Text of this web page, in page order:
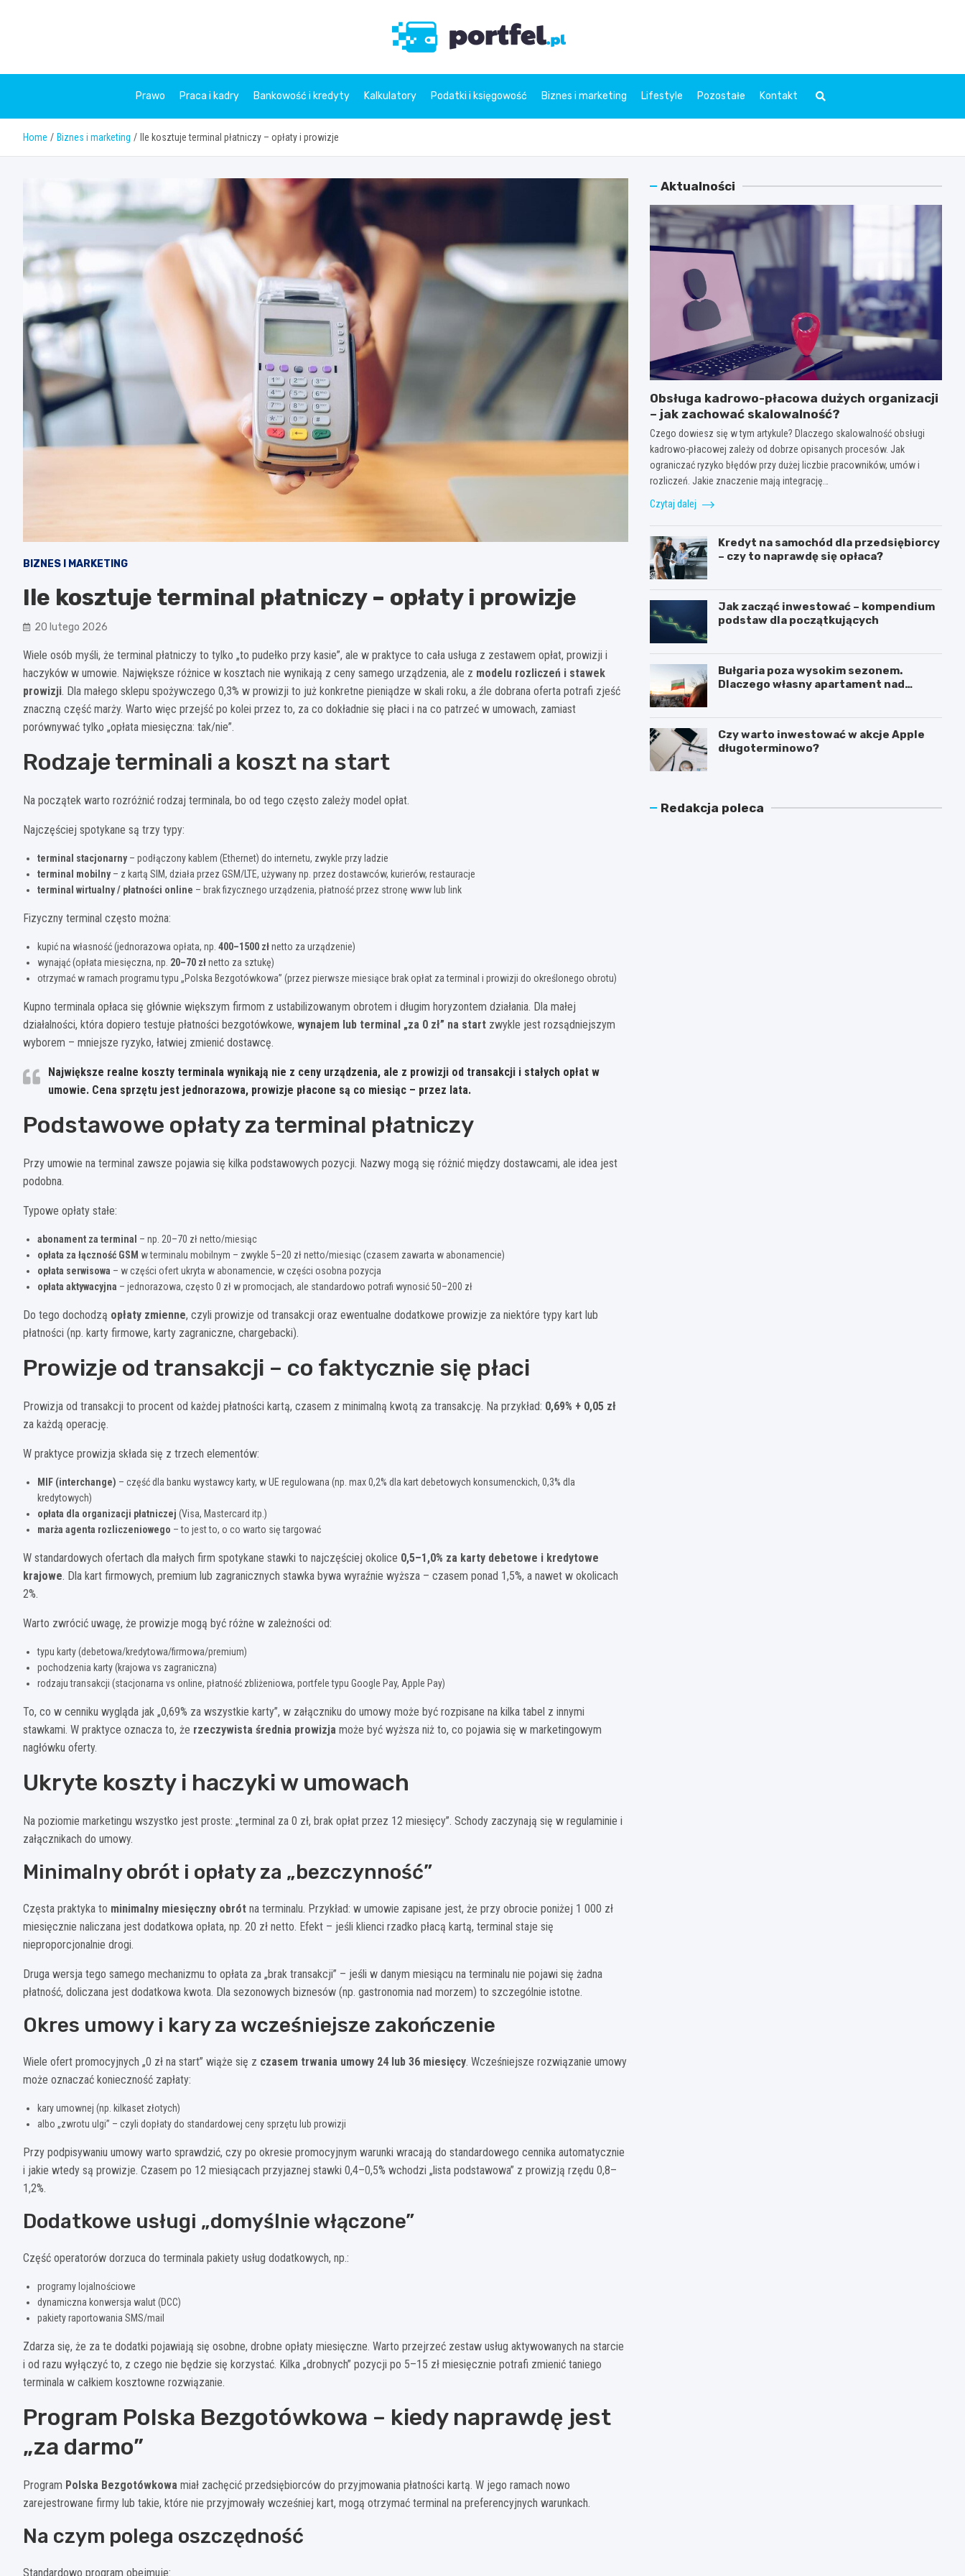
Prawo Praca i kadry Bankowość i kredyty Kalkulatory Podatki i księgowość Biznes i marketing Lifestyle Pozostałe Kontakt
Home Biznes i marketing Ile kosztuje terminal płatniczy – opłaty i prowizje
BIZNES I MARKETING
Ile kosztuje terminal płatniczy – opłaty i prowizje
20 lutego 2026
Wiele osób myśli, że terminal płatniczy to tylko „to pudełko przy kasie”, ale w praktyce to cała usługa z zestawem opłat, prowizji i
haczyków w umowie. Największe różnice w kosztach nie wynikają z ceny samego urządzenia, ale z modelu rozliczeń i stawek
prowizji. Dla małego sklepu spożywczego 0,3% w prowizji to już konkretne pieniądze w skali roku, a źle dobrana oferta potrafi zjeść
znaczną część marży. Warto więc przejść po kolei przez to, za co dokładnie się płaci i na co patrzeć w umowach, zamiast
porównywać tylko „opłata miesięczna: tak/nie”.
Rodzaje terminali a koszt na start
Na początek warto rozróżnić rodzaj terminala, bo od tego często zależy model opłat.
Najczęściej spotykane są trzy typy:
terminal stacjonarny– podłączony kablem (Ethernet) do internetu, zwykle przy ladzie
terminal mobilny– z kartą SIM, działa przez GSM/LTE, używany np. przez dostawców, kurierów, restauracje
terminal wirtualny / płatności online – brak fizycznego urządzenia, płatność przez stronę www lub link
Fizyczny terminal często można:
kupić na własność (jednorazowa opłata, np. 400–1500 złnetto za urządzenie)
wynająć (opłata miesięczna, np. 20–70 złnetto za sztukę)
otrzymać w ramach programu typu „Polska Bezgotówkowa” (przez pierwsze miesiące brak opłat za terminal i prowizji do określonego obrotu)
Kupno terminala opłaca się głównie większym firmom z ustabilizowanym obrotem i długim horyzontem działania. Dla małej
działalności, która dopiero testuje płatności bezgotówkowe, wynajem lub terminal „za 0 zł” na start zwykle jest rozsądniejszym
wyborem – mniejsze ryzyko, łatwiej zmienić dostawcę.
Największe realne koszty terminala wynikają nie z ceny urządzenia, ale z prowizji od transakcji i stałych opłat w
umowie. Cena sprzętu jest jednorazowa, prowizje płacone są co miesiąc – przez lata.
Podstawowe opłaty za terminal płatniczy
Przy umowie na terminal zawsze pojawia się kilka podstawowych pozycji. Nazwy mogą się różnić między dostawcami, ale idea jest
podobna.
Typowe opłaty stałe:
abonament za terminal – np. 20–70 zł netto/miesiąc
opłata za łączność GSM w terminalu mobilnym – zwykle 5–20 zł netto/miesiąc (czasem zawarta w abonamencie)
opłata serwisowa – w części ofert ukryta w abonamencie, w części osobna pozycja
opłata aktywacyjna – jednorazowa, często 0 zł w promocjach, ale standardowo potrafi wynosić 50–200 zł
Do tego dochodzą opłaty zmienne, czyli prowizje od transakcji oraz ewentualne dodatkowe prowizje za niektóre typy kart lub
płatności (np. karty firmowe, karty zagraniczne, chargebacki).
Prowizje od transakcji – co faktycznie się płaci
Prowizja od transakcji to procent od każdej płatności kartą, czasem z minimalną kwotą za transakcję. Na przykład: 0,69% + 0,05 zł
za każdą operację.
W praktyce prowizja składa się z trzech elementów:
MIF (interchange) – część dla banku wystawcy karty, w UE regulowana (np. max 0,2% dla kart debetowych konsumenckich, 0,3% dla
kredytowych)
opłata dla organizacji płatniczej (Visa, Mastercard itp.)
marża agenta rozliczeniowego – to jest to, o co warto się targować
W standardowych ofertach dla małych firm spotykane stawki to najczęściej okolice 0,5–1,0% za karty debetowe i kredytowe
krajowe. Dla kart firmowych, premium lub zagranicznych stawka bywa wyraźnie wyższa – czasem ponad 1,5%, a nawet w okolicach
2%.
Warto zwrócić uwagę, że prowizje mogą być różne w zależności od:
typu karty (debetowa/kredytowa/firmowa/premium)
pochodzenia karty (krajowa vs zagraniczna)
rodzaju transakcji (stacjonarna vs online, płatność zbliżeniowa, portfele typu Google Pay, Apple Pay)
To, co w cenniku wygląda jak „0,69% za wszystkie karty”, w załączniku do umowy może być rozpisane na kilka tabel z innymi
stawkami. W praktyce oznacza to, że rzeczywista średnia prowizja może być wyższa niż to, co pojawia się w marketingowym
nagłówku oferty.
Ukryte koszty i haczyki w umowach
Na poziomie marketingu wszystko jest proste: „terminal za 0 zł, brak opłat przez 12 miesięcy”. Schody zaczynają się w regulaminie i
załącznikach do umowy.
Minimalny obrót i opłaty za „bezczynność”
Częsta praktyka to minimalny miesięczny obrót na terminalu. Przykład: w umowie zapisane jest, że przy obrocie poniżej 1 000 zł
miesięcznie naliczana jest dodatkowa opłata, np. 20 zł netto. Efekt – jeśli klienci rzadko płacą kartą, terminal staje się
nieproporcjonalnie drogi.
Druga wersja tego samego mechanizmu to opłata za „brak transakcji” – jeśli w danym miesiącu na terminalu nie pojawi się żadna
płatność, doliczana jest dodatkowa kwota. Dla sezonowych biznesów (np. gastronomia nad morzem) to szczególnie istotne.
Okres umowy i kary za wcześniejsze zakończenie
Wiele ofert promocyjnych „0 zł na start” wiąże się z czasem trwania umowy 24 lub 36 miesięcy. Wcześniejsze rozwiązanie umowy
może oznaczać konieczność zapłaty:
kary umownej (np. kilkaset złotych)
albo „zwrotu ulgi” – czyli dopłaty do standardowej ceny sprzętu lub prowizji
Przy podpisywaniu umowy warto sprawdzić, czy po okresie promocyjnym warunki wracają do standardowego cennika automatycznie
i jakie wtedy są prowizje. Czasem po 12 miesiącach przyjaznej stawki 0,4–0,5% wchodzi „lista podstawowa” z prowizją rzędu 0,8–
1,2%.
Dodatkowe usługi „domyślnie włączone”
Część operatorów dorzuca do terminala pakiety usług dodatkowych, np.:
programy lojalnościowe
dynamiczna konwersja walut (DCC)
pakiety raportowania SMS/mail
Zdarza się, że za te dodatki pojawiają się osobne, drobne opłaty miesięczne. Warto przejrzeć zestaw usług aktywowanych na starcie
i od razu wyłączyć to, z czego nie będzie się korzystać. Kilka „drobnych” pozycji po 5–15 zł miesięcznie potrafi zmienić taniego
terminala w całkiem kosztowne rozwiązanie.
Program Polska Bezgotówkowa – kiedy naprawdę jest
„za darmo”
Program Polska Bezgotówkowa miał zachęcić przedsiębiorców do przyjmowania płatności kartą. W jego ramach nowo
zarejestrowane firmy lub takie, które nie przyjmowały wcześniej kart, mogą otrzymać terminal na preferencyjnych warunkach.
Na czym polega oszczędność
Standardowo program obejmuje:
Aktualności
Obsługa kadrowo-płacowa dużych organizacji
– jak zachować skalowalność?
Czego dowiesz się w tym artykule? Dlaczego skalowalność obsługi
kadrowo-płacowej zależy od dobrze opisanych procesów. Jak
ograniczać ryzyko błędów przy dużej liczbie pracowników, umów i
rozliczeń. Jakie znaczenie mają integrację…
Czytaj dalej
Kredyt na samochód dla przedsiębiorcy
– czy to naprawdę się opłaca?
Jak zacząć inwestować – kompendium
podstaw dla początkujących
Bułgaria poza wysokim sezonem.
Dlaczego własny apartament nad
Czy warto inwestować w akcje Apple
długoterminowo?
Redakcja poleca